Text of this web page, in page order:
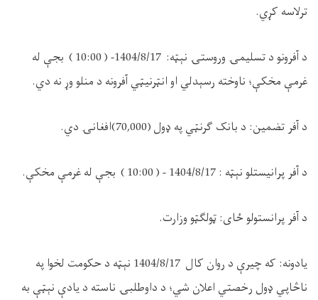
ترلاسه کړي.
د آفرونو د تسليمۍ وروستۍ نېټه: 1404/8/17
- ( 10:00 ) بجې له
غرمې مخکې؛ ناوخته رسېدلي او انټرنيټي آفرونه د منلو وړ نه دي.
د آفر تضمین: د بانک ګرنټي په ډول(
70,000
)افغانۍ دي.
د آفر پرانيستلو نېټه : 1404/8/17 - ( 10:00 ) بجې له غرمې مخکې.
د آفر پرانستولو ځای: ټولګټو وزارت.
يادونه: که چيرې د روان کال 1404/8/17 نېټه د حکومت لخوا په
ناڅاپي ډول رخصتي اعلان شي؛ د داوطلبۍ ناسته د یادې نېټې به